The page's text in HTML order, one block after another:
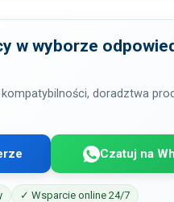
w wyborze
doradztwa
Czatuj na
✓ Wsparcie online 24/7